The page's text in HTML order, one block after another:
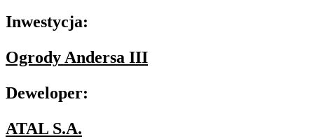
Inwestycja:
Ogrody Andersa III
Deweloper:
ATAL S.A.